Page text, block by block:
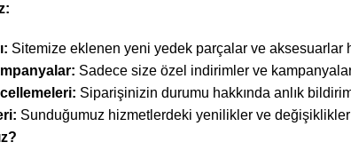
Sitemize eklenen yeni yedek parçalar ve aksesuarlar
Sadece size özel indirimler ve
Siparişinizin durumu hakkında anlık
Sunduğumuz hizmetlerdeki yenilikler ve